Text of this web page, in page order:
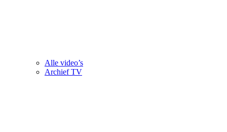
Alle video’s
Archief TV